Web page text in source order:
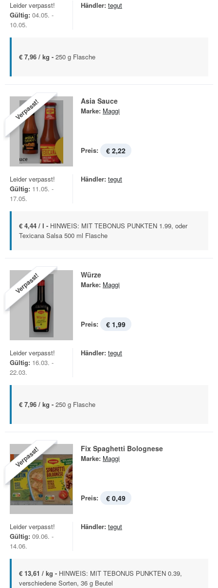
Leider verpasst!
Gültig: 04.05. -
10.05.
Händler: tegut
€ 7,96 / kg - 250 g Flasche
Verpasst! Asia Sauce
Marke: Maggi
Preis: € 2,22
Leider verpasst!
Gültig: 11.05. -
17.05.
Händler: tegut
€ 4,44 / l - HINWEIS: MIT TEBONUS PUNKTEN 1.99, oder
Texicana Salsa 500 ml Flasche
Verpasst! Würze
Marke: Maggi
Preis: € 1,99
Leider verpasst!
Gültig: 16.03. -
22.03.
Händler: tegut
€ 7,96 / kg - 250 g Flasche
Verpasst! ‎Fix Spaghetti Bolognese
Marke: Maggi
Preis: € 0,49
Leider verpasst!
Gültig: 09.06. -
14.06.
Händler: tegut
€ 13,61 / kg - HINWEIS: MIT TEBONUS PUNKTEN 0.39,
verschiedene Sorten, 36 g Beutel